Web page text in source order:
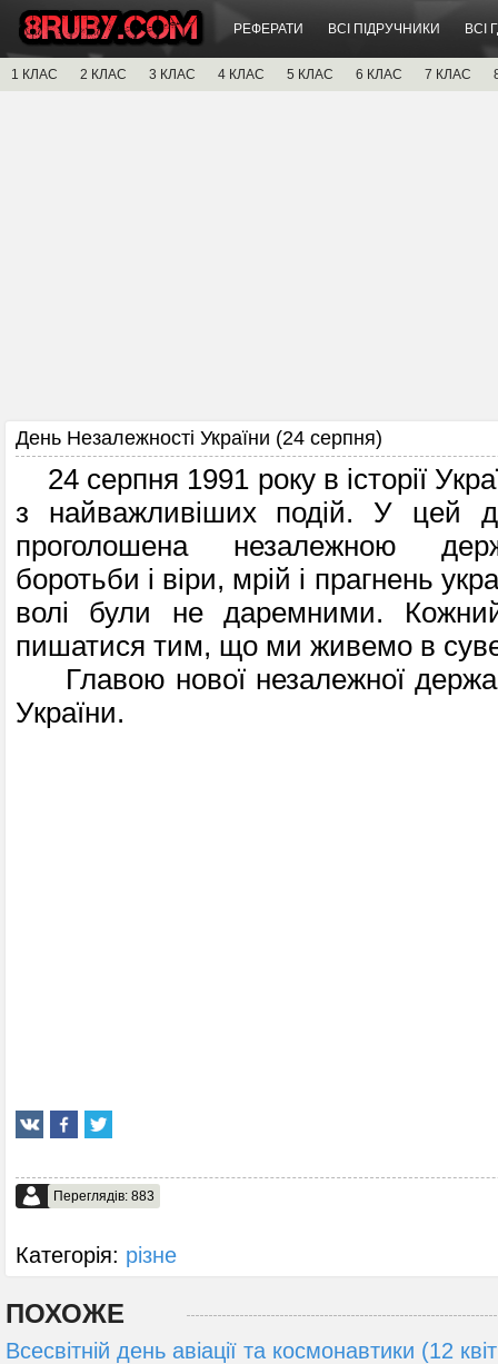
РЕФЕРАТИ ВСІ ПІДРУЧНИКИ ВСІ
1 КЛАС 2 КЛАС 3 КЛАС 4 КЛАС 5 КЛАС 6 КЛАС 7 КЛАС
День Незалежності України (24 серпня)
24 серпня 1991 року в історії
з найважливіших подій. У цей
проголошена незалежною
боротьби і віри, мрій і прагнень
волі були не даремними.
пишатися тим, що ми живемо в
Главою нової незалежної
України.
Переглядів: 883
Категорія: різне
ПОХОЖЕ
Всесвітній день авіації та космонавтики (12